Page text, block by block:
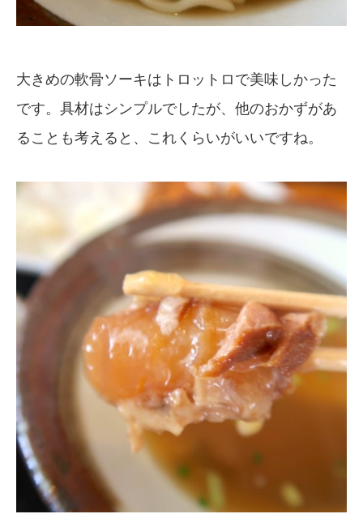
大きめの軟骨ソーキはトロットロで美味しかった
です。具材はシンプルでしたが、他のおかずがあ
ることも考えると、これくらいがいいですね。